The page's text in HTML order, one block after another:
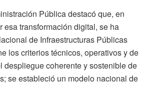
Pública destacó que, en
esa transformación digital, se ha
de Infraestructuras Públicas
los criterios técnicos, operativos y de
despliegue coherente y sostenible de
se estableció un modelo nacional de